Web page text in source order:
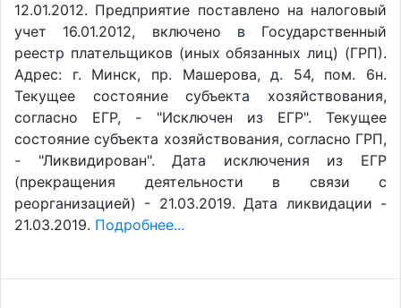
12.01.2012. Предприятие поставлено на налоговый
учет 16.01.2012, включено в Государственный
реестр плательщиков (иных обязанных лиц) (ГРП).
Адрес: г. Минск, пр. Машерова, д. 54, пом. 6н.
Текущее состояние субъекта хозяйствования,
согласно ЕГР, - "Исключен из ЕГР". Текущее
состояние субъекта хозяйствования, согласно ГРП,
- "Ликвидирован". Дата исключения из ЕГР
(прекращения деятельности в связи с
реорганизацией) - 21.03.2019. Дата ликвидации -
21.03.2019. Подробнее...